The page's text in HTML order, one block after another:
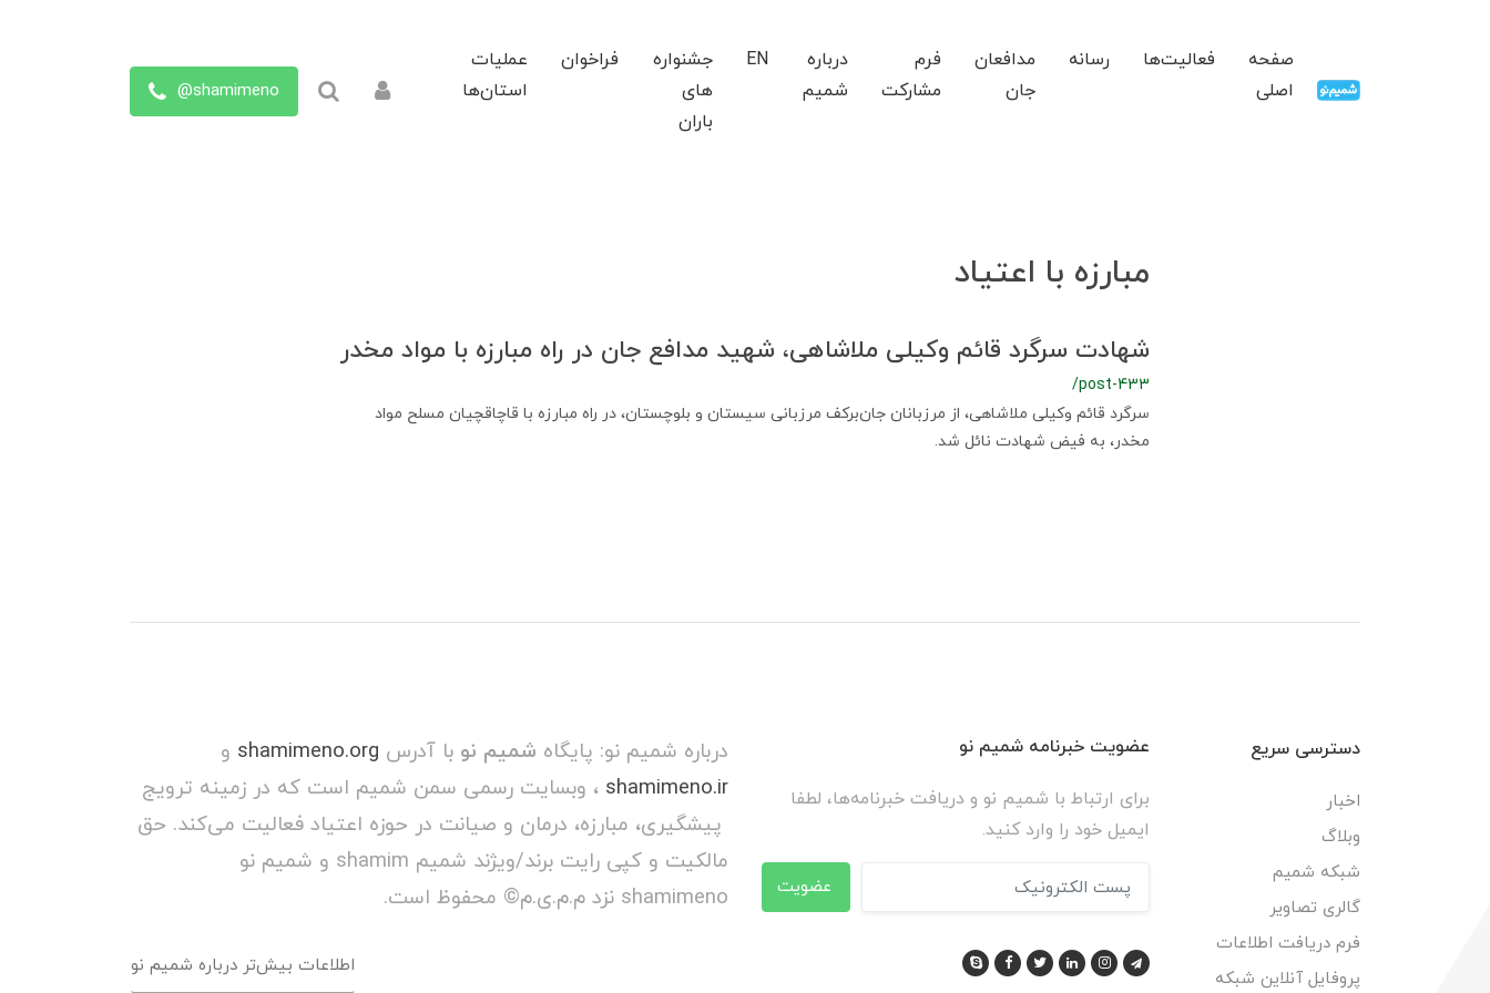
صفحه
اصلی
فعالیت‌ها رسانه
مدافعان
جان
فرم
مشارکت
درباره
شمیم
EN
جشنواره
های
باران
فراخوان
عملیات
استان‌ها
shamimeno@
مبارزه با اعتیاد
شهادت سرگرد قائم وکیلی ملاشاهی، شهید مدافع جان در راه مبارزه با مواد مخدر
/post-433
سرگرد قائم وکیلی ملاشاهی، از مرزبانان جان‌برکف مرزبانی سیستان و بلوچستان، در راه مبارزه با قاچاقچیان مسلح مواد
مخدر، به فیض شهادت نائل شد.
دسترسی سریع
اخبار
وبلاگ
شبکه شمیم
گالری تصاویر
فرم دریافت اطلاعات
پروفایل آنلاین شبکه
عضویت خبرنامه شمیم نو
برای ارتباط با شمیم نو و دریافت خبرنامه‌ها، لطفا
ایمیل خود را وارد کنید.
عضویت
درباره شمیم نو: پایگاه شمیم نو با آدرس shamimeno.org و
shamimeno.ir ، وبسایت رسمی سمن شمیم است که در زمینه ترویج
پیشگیری، مبارزه، درمان و صیانت در حوزه اعتیاد فعالیت می‌کند. حق
مالکیت و کپی رایت برند/ویژند شمیم shamim و شمیم نو
shamimeno نزد م.م.ی.م© محفوظ است.
اطلاعات بیش‌تر درباره شمیم نو